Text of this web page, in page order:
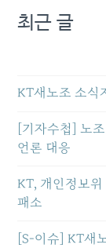
최근 글
KT새노조 소식
[기자수첩] 노
언론 대응
KT, 개인정보
패소
[S-이슈] KT새